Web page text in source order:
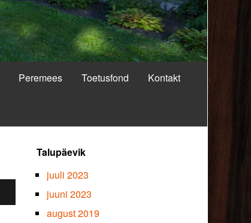
Peremees Toetusfond Kontakt
Primary
Sidebar
Talupäevik
juuli 2023
juuni 2023
august 2019